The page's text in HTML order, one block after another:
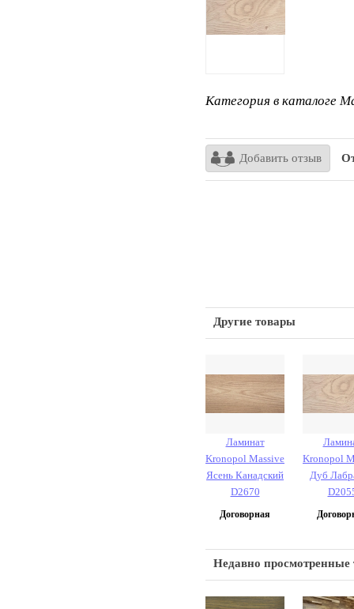
Категория в каталоге
Добавить отзыв
Другие товары
Ламинат
Kronopol Massive
Ясень Канадский
D2670
Договорная
Kronopol
Дуб
Недавно просмотренные